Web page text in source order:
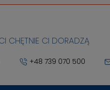
CHĘTNIE CI DORADZĄ
+48 739 070 500